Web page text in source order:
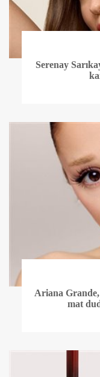
Serenay
Ariana
mat